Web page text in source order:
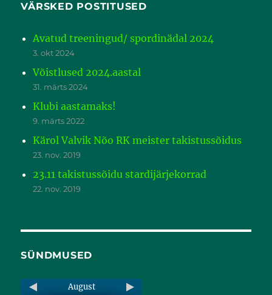
VÄRSKED POSTITUSED
Avatud treeningud/ spordinädal 2024
3. okt 2024
Võistlused 2024.aastal
31. märts 2024
Klubi aastamaks!
9. märts 2022
Kärol Valvik Nõo RK meister takistussõidus
23. nov. 2019
23.11 takistussõidu stardijärjekorrad
22. nov. 2019
SÜNDMUSED
August